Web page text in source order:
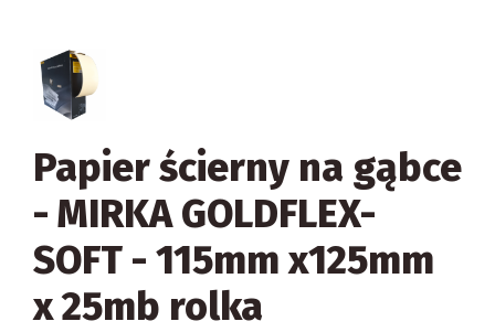
Papier ścierny na gąbce
- MIRKA GOLDFLEX-
SOFT - 115mm x125mm
x 25mb rolka